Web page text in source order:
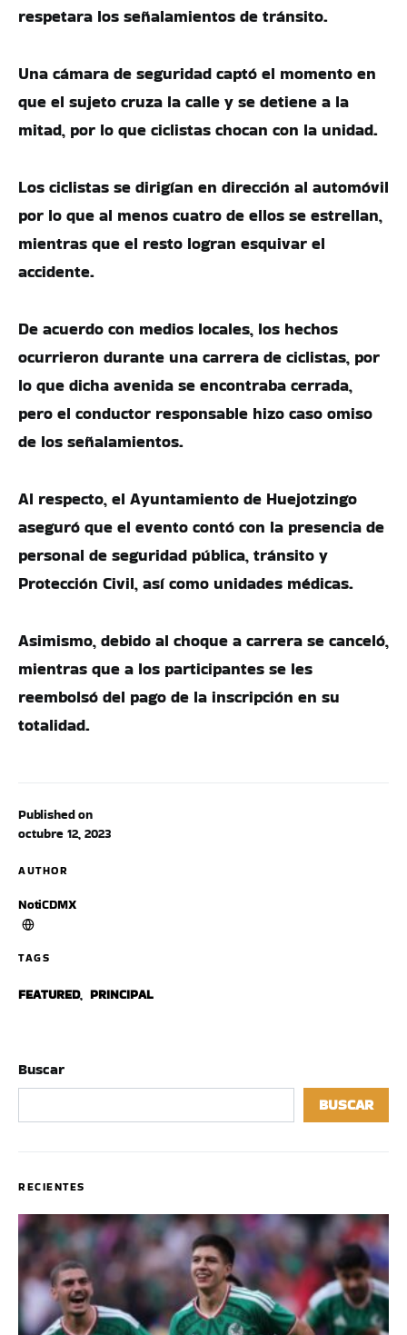
Published on
octubre 12, 2023
AUTHOR
NotiCDMX
TAGS
FEATURED, PRINCIPAL
respetara los señalamientos de tránsito.
Una cámara de seguridad captó el momento en
que el sujeto cruza la calle y se detiene a la
mitad, por lo que ciclistas chocan con la unidad.
Los ciclistas se dirigían en dirección al automóvil
por lo que al menos cuatro de ellos se estrellan,
mientras que el resto logran esquivar el
accidente.
De acuerdo con medios locales, los hechos
ocurrieron durante una carrera de ciclistas, por
lo que dicha avenida se encontraba cerrada,
pero el conductor responsable hizo caso omiso
de los señalamientos.
Al respecto, el Ayuntamiento de Huejotzingo
aseguró que el evento contó con la presencia de
personal de seguridad pública, tránsito y
Protección Civil, así como unidades médicas.
Asimismo, debido al choque a carrera se canceló,
mientras que a los participantes se les
reembolsó del pago de la inscripción en su
totalidad.
Buscar
BUSCAR
RECIENTES